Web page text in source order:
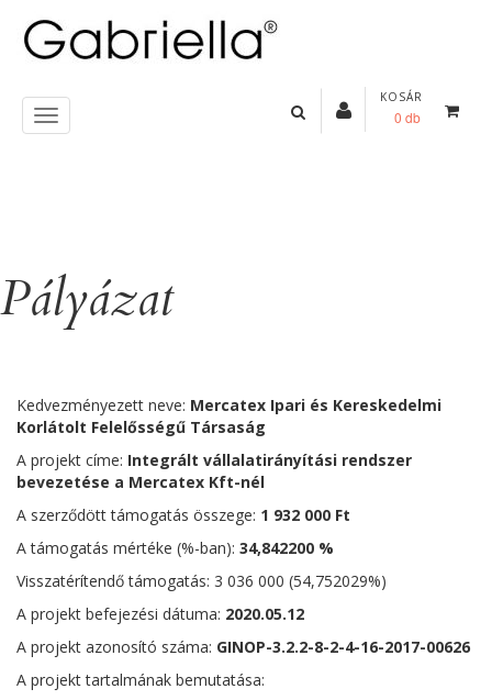
KOSÁR
0 db
Pályázat
Kedvezményezett neve: Mercatex Ipari és Kereskedelmi
Korlátolt Felelősségű Társaság
A projekt címe: Integrált vállalatirányítási rendszer
bevezetése a Mercatex Kft-nél
A szerződött támogatás összege: 1 932 000 Ft
A támogatás mértéke (%-ban): 34,842200 %
Visszatérítendő támogatás: 3 036 000 (54,752029%)
A projekt befejezési dátuma: 2020.05.12
A projekt azonosító száma: GINOP-3.2.2-8-2-4-16-2017-00626
A projekt tartalmának bemutatása: